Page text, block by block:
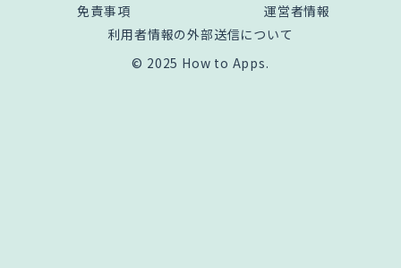
免責事項
運営者情報
利用者情報の外部送信について
© 2025 How to Apps.